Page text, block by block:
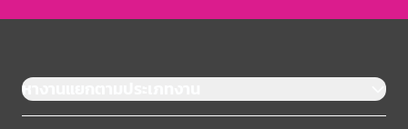
หางานแยกตามประเภทงาน